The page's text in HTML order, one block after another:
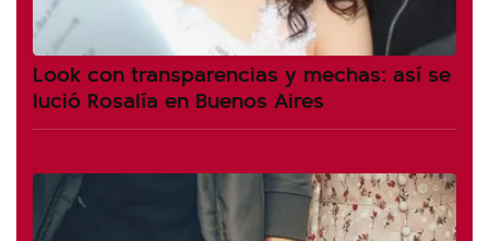
Look con transparencias y mechas: así se
lució Rosalía en Buenos Aires